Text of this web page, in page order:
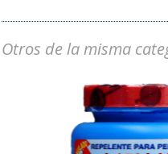
Otros de la misma